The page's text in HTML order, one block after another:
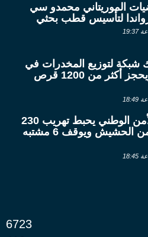
الموريتاني محمدو سي
لتأسيس قطب بحثي
شبكة لتوزيع المخدرات في
أكجوجت ويحجز أكثر من 1200 قرص
باسكنو : الأمن الوطني يحبط تهريب 230
كيلوغراما من الحشيش ويوقف 6 مشتبه
6723